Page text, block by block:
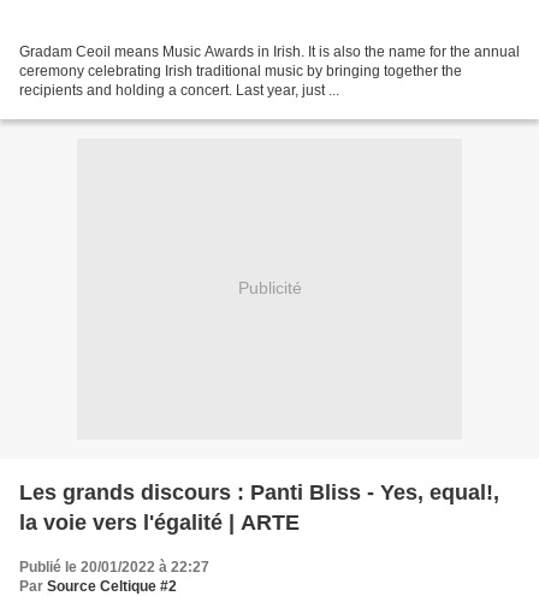
Gradam Ceoil means Music Awards in Irish. It is also the name for the annual
ceremony celebrating Irish traditional music by bringing together the
recipients and holding a concert. Last year, just ...
Publicité
Les grands discours : Panti Bliss - Yes, equal!,
la voie vers l'égalité | ARTE
Publié le 20/01/2022 à 22:27
Par Source Celtique #2